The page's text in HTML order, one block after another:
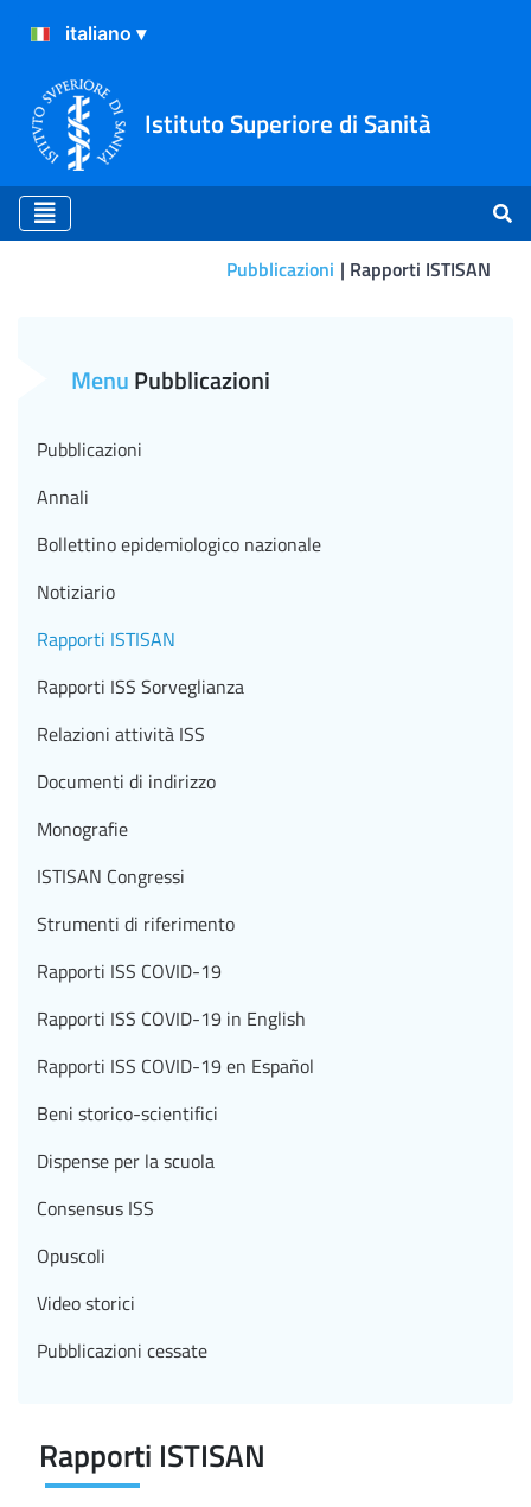
Istituto Superiore di Sanità
Pubblicazioni Rapporti ISTISAN
Rapporti ISTISAN
MenuPubblicazioni
Pubblicazioni
Annali
Bollettino epidemiologico nazionale
Notiziario
Rapporti ISTISAN
Rapporti ISS Sorveglianza
Relazioni attività ISS
Documenti di indirizzo
Monografie
ISTISAN Congressi
Strumenti di riferimento
Rapporti ISS COVID-19
Rapporti ISS COVID-19 in English
Rapporti ISS COVID-19 en Español
Beni storico-scientifici
Dispense per la scuola
Consensus ISS
Opuscoli
Video storici
Pubblicazioni cessate